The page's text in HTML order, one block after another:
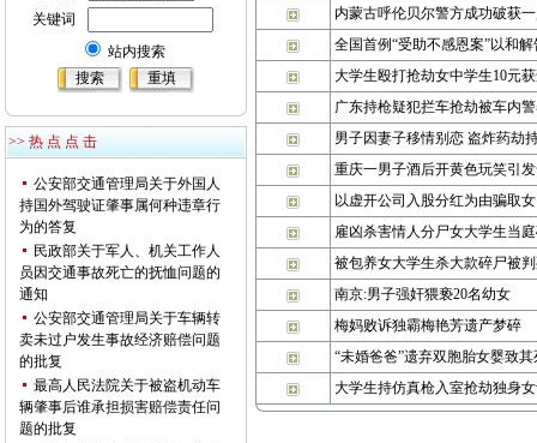
关键词
站内搜索
>> 热 点 点 击
公安部交通管理局关于外国人
持国外驾驶证肇事属何种违章行
为的答复
民政部关于军人、机关工作人
员因交通事故死亡的抚恤问题的
通知
公安部交通管理局关于车辆转
卖未过户发生事故经济赔偿问题
的批复
最高人民法院关于被盗机动车
辆肇事后谁承担损害赔偿责任问
题的批复
内蒙古呼伦贝尔警方成功破获
全国首例“受助不感恩案”以和解
大学生殴打抢劫女中学生10元
广东持枪疑犯拦车抢劫被车内
男子因妻子移情别恋 盗炸药劫
重庆一男子酒后开黄色玩笑引
以虚开公司入股分红为由骗取
雇凶杀害情人分尸女大学生当
被包养女大学生杀大款碎尸被
南京:男子强奸猥亵20名幼女
梅妈败诉独霸梅艳芳遗产梦碎
“未婚爸爸”遗弃双胞胎女婴致
大学生持仿真枪入室抢劫独身